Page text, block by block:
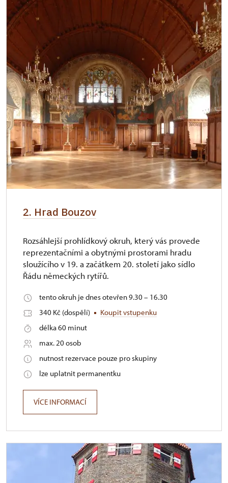
2. Hrad Bouzov
Rozsáhlejší prohlídkový okruh, který vás provede
reprezentačními a obytnými prostorami hradu
sloužícího v 19. a začátkem 20. století jako sídlo
Řádu německých rytířů.
tento okruh je dnes otevřen 9.30 – 16.30
340 Kč (dospělí)
Koupit vstupenku
délka 60 minut
max. 20 osob
nutnost rezervace pouze pro skupiny
lze uplatnit permanentku
VÍCE INFORMACÍ